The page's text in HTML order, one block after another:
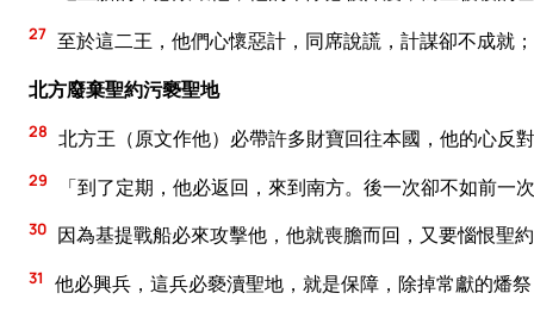
27 至於這二王，他們心懷惡計，同席說謊，計謀卻不成就
北方廢棄聖約污褻聖地
28 北方王（原文作他）必帶許多財寶回往本國，他的心反
29 「到了定期，他必返回，來到南方。後一次卻不如前一
30 因為基提戰船必來攻擊他，他就喪膽而回，又要惱恨聖
31 他必興兵，這兵必褻瀆聖地，就是保障，除掉常獻的燔